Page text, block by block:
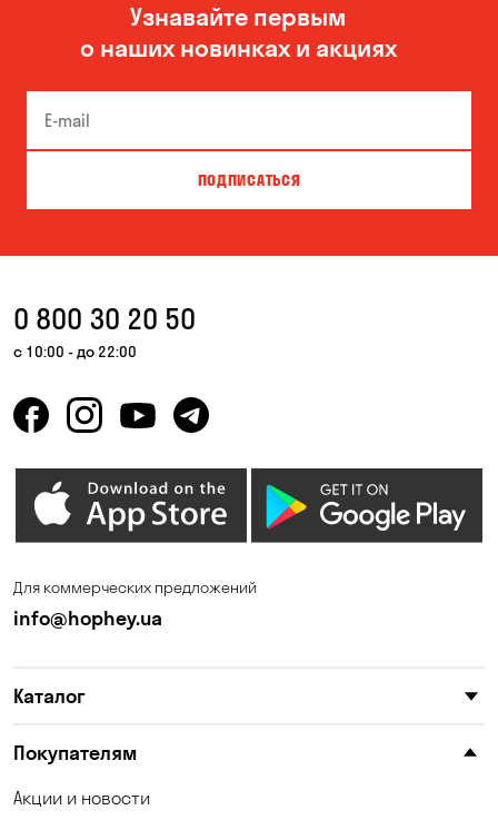
Узнавайте первым
о наших новинках и акциях
ПОДПИСАТЬСЯ
0 800 30 20 50
с 10:00 - до 22:00
Для коммерческих предложений
info@hophey.ua
Каталог
Покупателям
Акции и новости